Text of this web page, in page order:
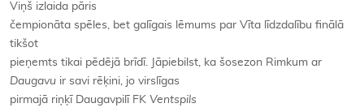
Viņš izlaida pāris
čempionāta spēles, bet galīgais lēmums par Vīta līdzdalību finālā
tikšot
pieņemts tikai pēdējā brīdī. Jāpiebilst, ka šosezon Rimkum ar
Daugavu ir savi rēķini, jo virslīgas
pirmajā riņķī Daugavpilī FK Ventspils